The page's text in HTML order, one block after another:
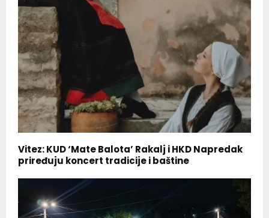
Vitez: KUD ‘Mate Balota’ Rakalj i HKD Napredak
priređuju koncert tradicije i baštine